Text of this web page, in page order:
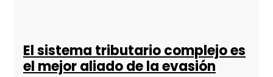
El sistema tributario complejo es
el mejor aliado de la evasión